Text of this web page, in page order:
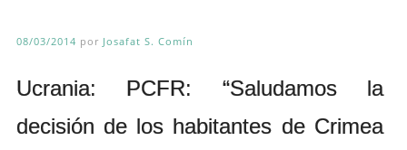
Andrés Vázquez de Sola
08/03/2014 por Josafat S. Comín
Ucrania: PCFR: “Saludamos la
decisión de los habitantes de Crimea